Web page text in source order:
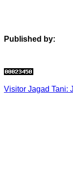
Published by:
Visitor Jagad Tani: